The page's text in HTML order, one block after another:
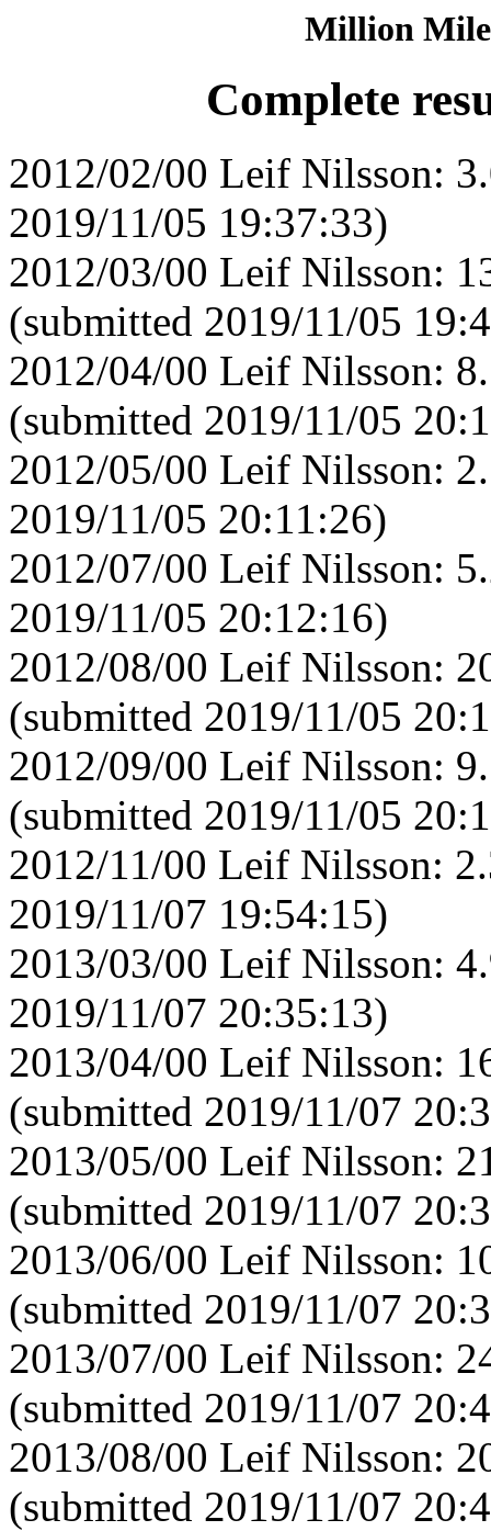
Million
Complete
2012/02/00 Leif Nilsson:
2019/11/05 19:37:33)
2012/03/00 Leif Nilsson:
(submitted 2019/11/05
2012/04/00 Leif Nilsson:
(submitted 2019/11/05
2012/05/00 Leif Nilsson:
2019/11/05 20:11:26)
2012/07/00 Leif Nilsson:
2019/11/05 20:12:16)
2012/08/00 Leif Nilsson:
(submitted 2019/11/05
2012/09/00 Leif Nilsson:
(submitted 2019/11/05
2012/11/00 Leif Nilsson:
2019/11/07 19:54:15)
2013/03/00 Leif Nilsson:
2019/11/07 20:35:13)
2013/04/00 Leif Nilsson:
(submitted 2019/11/07
2013/05/00 Leif Nilsson:
(submitted 2019/11/07
2013/06/00 Leif Nilsson:
(submitted 2019/11/07
2013/07/00 Leif Nilsson:
(submitted 2019/11/07
2013/08/00 Leif Nilsson:
(submitted 2019/11/07